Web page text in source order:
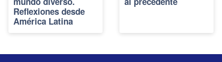
Reflexiones desde
América Latina